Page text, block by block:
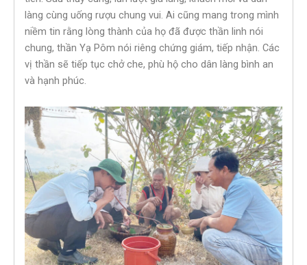
làng cùng uống rượu chung vui. Ai cũng mang trong mình
niềm tin rằng lòng thành của họ đã được thần linh nói
chung, thần Yạ Pôm nói riêng chứng giám, tiếp nhận. Các
vị thần sẽ tiếp tục chở che, phù hộ cho dân làng bình an
và hạnh phúc.